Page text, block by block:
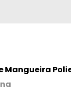
Mangueira